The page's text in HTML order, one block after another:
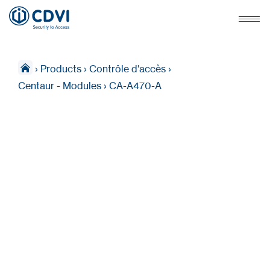
› Products › Contrôle d'accès ›
Centaur - Modules › CA-A470-A